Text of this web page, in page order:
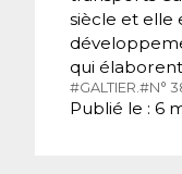
siècle et elle
qui
#GALTIER.#N°
Publié le : 6